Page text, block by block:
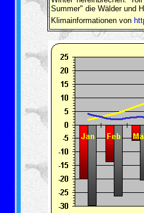
Summer" die Wälder und
Klimainformationen von